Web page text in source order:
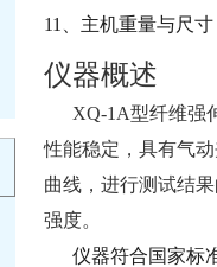
11、主机重量与尺寸
仪器概述
XQ-1A型纤维强
性能稳定，具有气
曲线，进行测试结
强度。
仪器符合国家标